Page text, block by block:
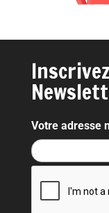
Votre adresse